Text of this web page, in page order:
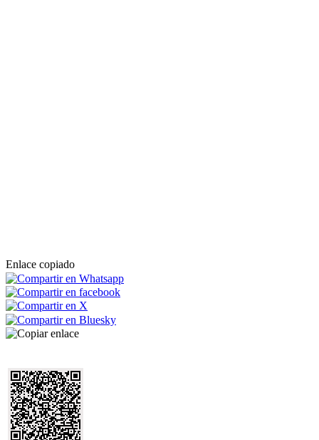
Enlace copiado